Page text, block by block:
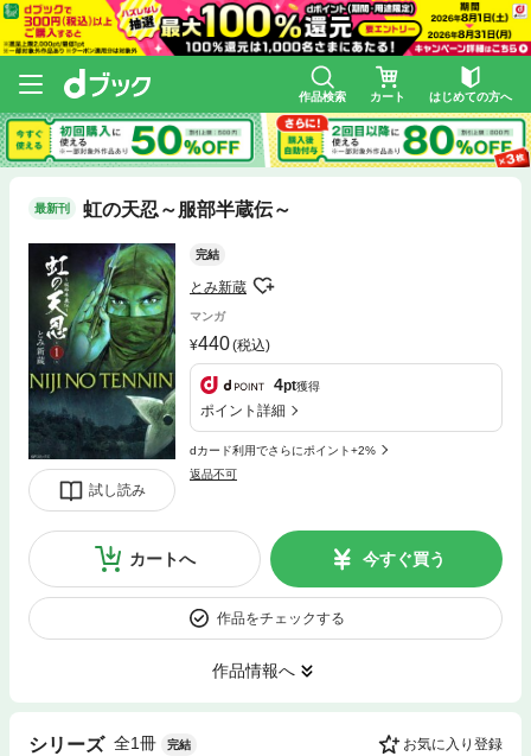
作品検索 カート はじめての方へ
最新刊 虹の天忍～服部半蔵伝～
試し読み
完結
とみ新蔵
マンガ
440(税込)
4pt獲得
ポイント詳細
dカード利用でさらにポイント+2%
返品不可
カートへ 今すぐ買う
作品をチェックする
作品情報へ
シリーズ 全1冊 完結 お気に入り登録